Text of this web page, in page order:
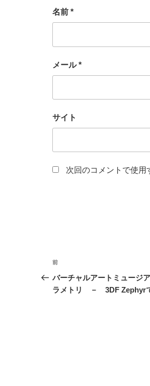
名前 *
メール*
サイト
次回のコメントで使用
投
稿
ナ
前
の
投
前
バーチャルアートミュージ
ラメトリ － 3DF Zephyr